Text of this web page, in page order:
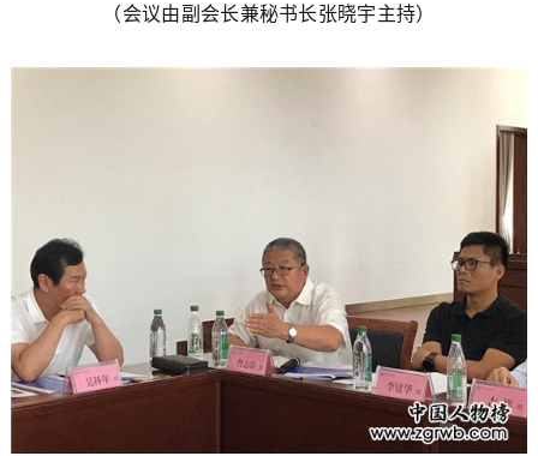
（会议由副会长兼秘书长张晓宇主持）